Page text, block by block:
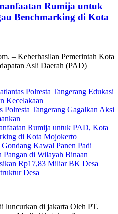
Rumija untuk
Benchmarking di Kota
– Keberhasilan Pemerintah Kota
Asli Daerah (PAD)
Polresta Tangerang Edukasi
Kecelakaan
Polresta Tangerang Gagalkan Aksi
Rumija untuk PAD, Kota
di Kota Mojokerto
Kawal Panen Padi
Pangan di Wilayah Binaan
Rp17,83 Miliar BK Desa
Desa
luncurkan di jakarta Oleh PT.